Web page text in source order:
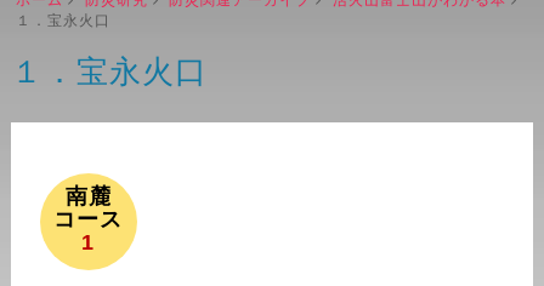
１．宝永火口
１．宝永火口
南麓
コース
1